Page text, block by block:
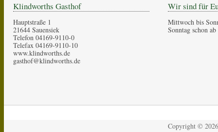
Klindworths Gasthof
Hauptstraße 1
21644 Sauensiek
Telefon 04169-9110-0
Telefax 04169-9110-10
www.klindworths.de
gasthof@klindworths.de
Wir sind für
Mittwoch bis
Sonntag schon
Copyright © 2026